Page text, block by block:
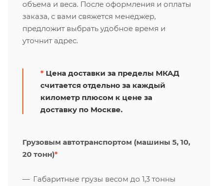
объема и веса. После оформления и оплаты
заказа, с вами свяжется менеджер,
предложит выбрать удобное время и
уточнит адрес.
* Цена доставки за пределы МКАД
считается отдельно за каждый
километр плюсом к цене за
доставку по Москве.
Грузовым автотранспортом (машины 5, 10,
20 тонн)*
Габаритные грузы весом до 1,3 тонны